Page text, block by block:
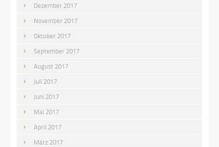
Dezember 2017
November 2017
Oktober 2017
September 2017
August 2017
Juli 2017
Juni 2017
Mai 2017
April 2017
März 2017